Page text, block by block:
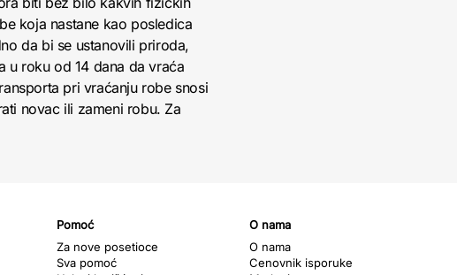
koja nastane kao posledica
da bi se ustanovili priroda,
u roku od 14 dana da vraća
pri vraćanju robe snosi
novac ili zameni robu. Za
Pomoć
Za nove posetioce
Sva pomoć
O nama
O nama
Cenovnik isporuke